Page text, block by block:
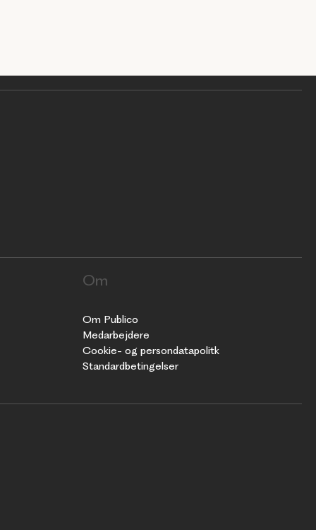
Om
Om Publico
Medarbejdere
Cookie- og persondatapolitk
Standardbetingelser